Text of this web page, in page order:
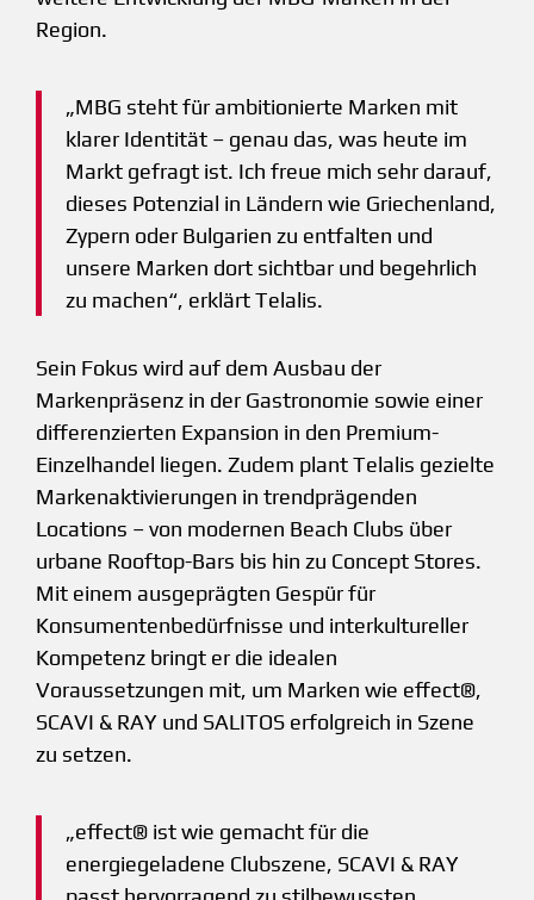
Region.
„MBG steht für ambitionierte Marken mit
klarer Identität – genau das, was heute im
Markt gefragt ist. Ich freue mich sehr darauf,
dieses Potenzial in Ländern wie Griechenland,
Zypern oder Bulgarien zu entfalten und
unsere Marken dort sichtbar und begehrlich
zu machen“, erklärt Telalis.
Sein Fokus wird auf dem Ausbau der
Markenpräsenz in der Gastronomie sowie einer
differenzierten Expansion in den Premium-
Einzelhandel liegen. Zudem plant Telalis gezielte
Markenaktivierungen in trendprägenden
Locations – von modernen Beach Clubs über
urbane Rooftop-Bars bis hin zu Concept Stores.
Mit einem ausgeprägten Gespür für
Konsumentenbedürfnisse und interkultureller
Kompetenz bringt er die idealen
Voraussetzungen mit, um Marken wie effect®,
SCAVI & RAY und SALITOS erfolgreich in Szene
zu setzen.
„effect® ist wie gemacht für die
energiegeladene Clubszene, SCAVI & RAY